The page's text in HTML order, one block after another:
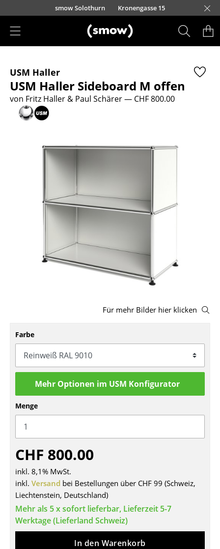
Direkt zum Inhaltsmow Solothurn Kronengasse 15
Sitzmöbel
Esszimmerstühle
Sofas
Loungesessel
Freischwinger
Barhocker
Hocker
Bänke & Liegen
Schaukelstühle
Bürodrehstühle
Konferenzstühle
Einzelteile
... alle Sitzmöbel
Tische
Esstische
Beistelltische
Couchtische
Schreibtische
USM Haller
USM Haller Sideboard M offen
von Fritz Haller & Paul Schärer— CHF 800.00
Für mehr Bilder hier klicken
Farbe
Mehr Optionen im USM Konfigurator
Menge
CHF 800.00
inkl. 8,1% MwSt.
inkl. Versand bei Bestellungen über CHF 99 (Schweiz,
Liechtenstein, Deutschland)
Mehr als 5 x sofort lieferbar, Lieferzeit 5-7
Werktage (Lieferland Schweiz)
In den Warenkorb